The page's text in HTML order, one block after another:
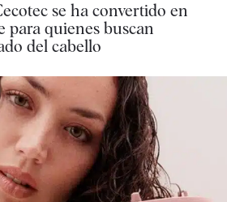
se ha convertido en
para quienes buscan
del cabello